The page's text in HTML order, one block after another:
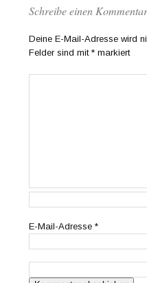
Schreibe einen
Deine E-Mail-Adresse wird
Felder sind mit* markiert
E-Mail-Adresse*